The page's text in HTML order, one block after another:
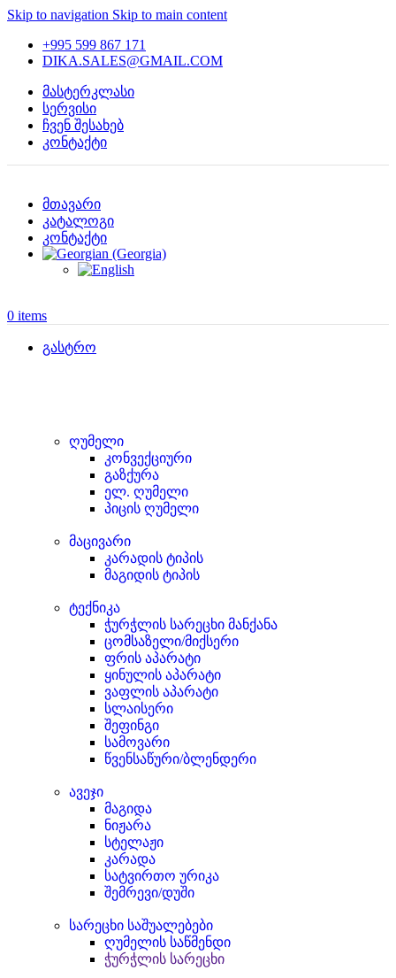
Skip to navigation Skip to main content
+995 599 867 171
DIKA.SALES@GMAIL.COM
მასტერკლასი
სერვისი
ჩვენ შესახებ
კონტაქტი
მთავარი
კატალოგი
კონტაქტი
0 items
გასტრო
ღუმელი
კონვექციური
გაზქურა
ელ. ღუმელი
პიცის ღუმელი
მაცივარი
კარადის ტიპის
მაგიდის ტიპის
ტექნიკა
ჭურჭლის სარეცხი მანქანა
ცომსაზელი/მიქსერი
ფრის აპარატი
ყინულის აპარატი
ვაფლის აპარატი
სლაისერი
შეფინგი
სამოვარი
წვენსაწური/ბლენდერი
ავეჯი
მაგიდა
ნიჟარა
სტელაჟი
კარადა
სატვირთო ურიკა
შემრევი/დუში
სარეცხი საშუალებები
ღუმელის საწმენდი
ჭურჭლის სარეცხი